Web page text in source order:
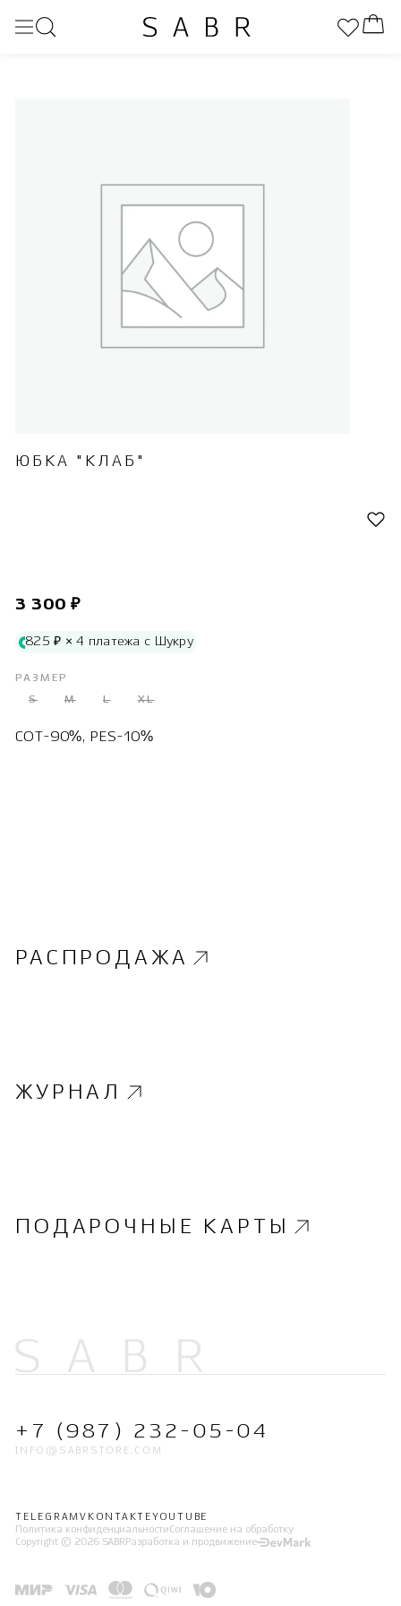
ЮБКА "КЛАБ"
3 300 ₽
825 ₽ × 4 платежа с Шукру
РАЗМЕР
S M L XL
COT-90%, PES-10%
РАСПРОДАЖА
ЖУРНАЛ
ПОДАРОЧНЫЕ КАРТЫ
+7 (987) 232-05-04
INFO@SABRSTORE.COM
TELEGRAMVKONTAKTE YOUTUBE
Политика конфиденциальности Соглашение на обработку
Copyright © 2026 SABR Разработка и продвижение